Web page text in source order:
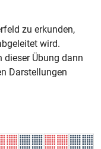
zu erkunden,
wird.
dieser Übung dann
Darstellungen